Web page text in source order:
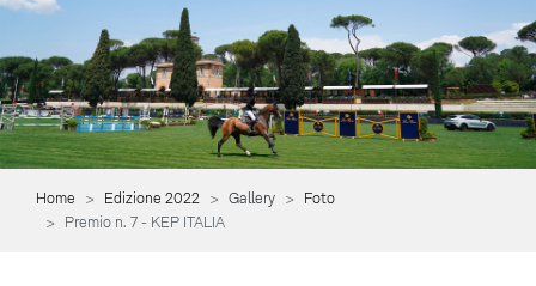
Home Edizione 2022 Gallery
Foto
Premio n. 7 - KEP ITALIA